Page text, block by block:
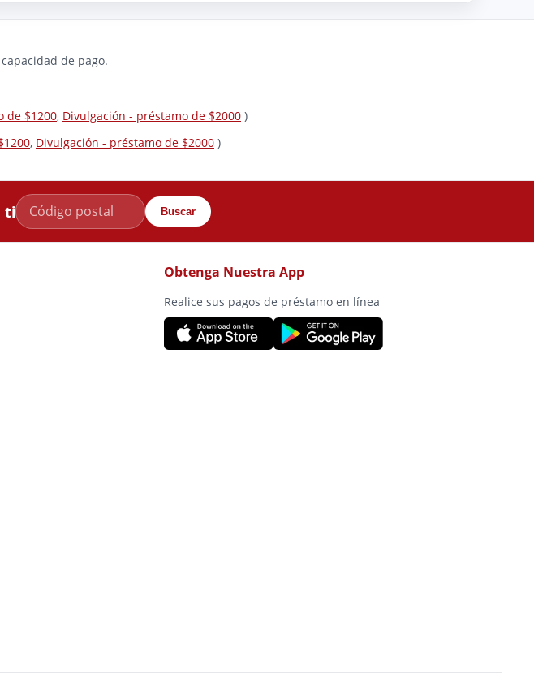
de pago.
de $1200, Divulgación - préstamo de $2000 )
, Divulgación - préstamo de $2000 )
ti Buscar
Obtenga Nuestra App
Realice sus pagos de préstamo en línea